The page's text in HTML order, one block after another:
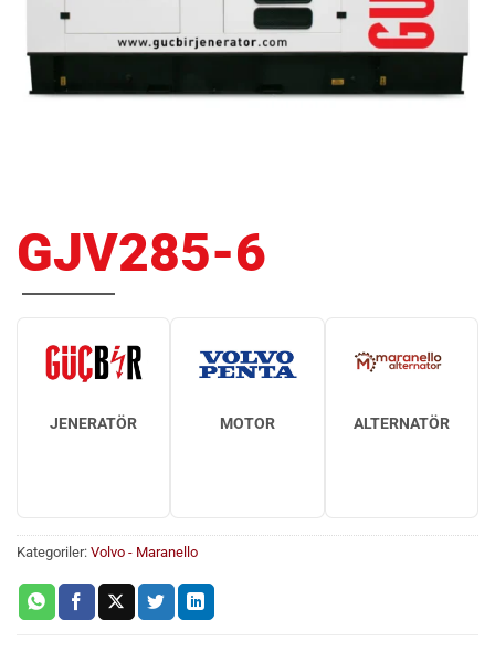
GJV285-6
JENERATÖR MOTOR ALTERNATÖR
Kategoriler: Volvo - Maranello